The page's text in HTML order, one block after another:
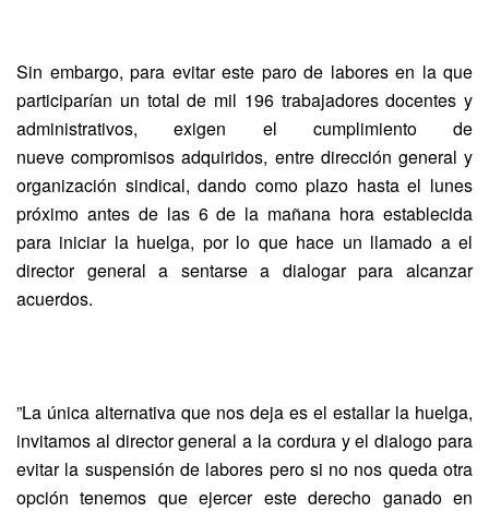
Sin embargo, para evitar este paro de labores en la que
participarían un total de mil 196 trabajadores docentes y
administrativos, exigen el cumplimiento de
nuevecompromisos adquiridos, entre dirección general y
organización sindical, dando comoplazo hasta el lunes
próximo antes de las 6 de la mañana hora establecida
para iniciar la huelga, por lo que hace un llamado a el
director general a sentarsea dialogar para alcanzar
acuerdos.
”La única alternativa que nos deja es el estallar la huelga,
invitamos al directorgeneral a la cordura y el dialogo para
evitar la suspensión de labores pero si no nos queda otra
opción tenemos que ejercer este derecho ganado en